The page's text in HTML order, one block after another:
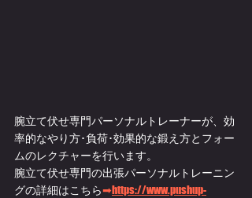
腕立て伏せ専門パーソナルトレーナーが、効
率的なやり方･負荷･効果的な鍛え方とフォー
ムのレクチャーを行います。
腕立て伏せ専門の出張パーソナルトレーニン
グの詳細はこちら➡https://www.pushup-